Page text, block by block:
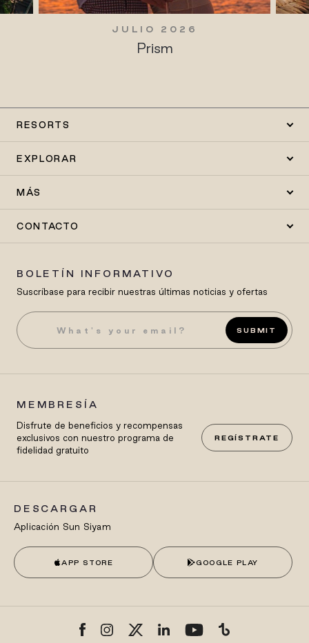
JULIO 2026
Prism
RESORTS
EXPLORAR
MÁS
CONTACTO
BOLETÍN INFORMATIVO
Suscríbase para recibir nuestras últimas noticias y ofertas
SUBMIT
MEMBRESÍA
Disfrute de beneficios y recompensas
exclusivos con nuestro programa de
fidelidad gratuito
REGÍSTRATE
DESCARGAR
Aplicación Sun Siyam
APP STORE GOOGLE PLAY